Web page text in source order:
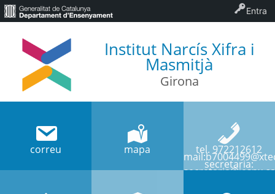
Institut Narcís Xifra i
Masmitjà
Girona
correu mapa tel. 972212612
secretaria:
Entra